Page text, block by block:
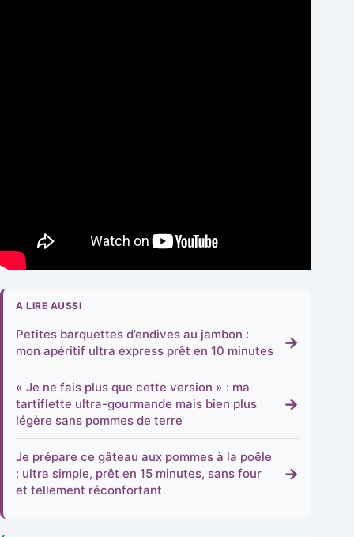
A LIRE AUSSI
Petites barquettes d’endives au jambon :
mon apéritif ultra express prêt en 10 minutes
→
« Je ne fais plus que cette version » : ma
tartiflette ultra-gourmande mais bien plus
légère sans pommes de terre
→
Je prépare ce gâteau aux pommes à la poêle
: ultra simple, prêt en 15 minutes, sans four
et tellement réconfortant
→